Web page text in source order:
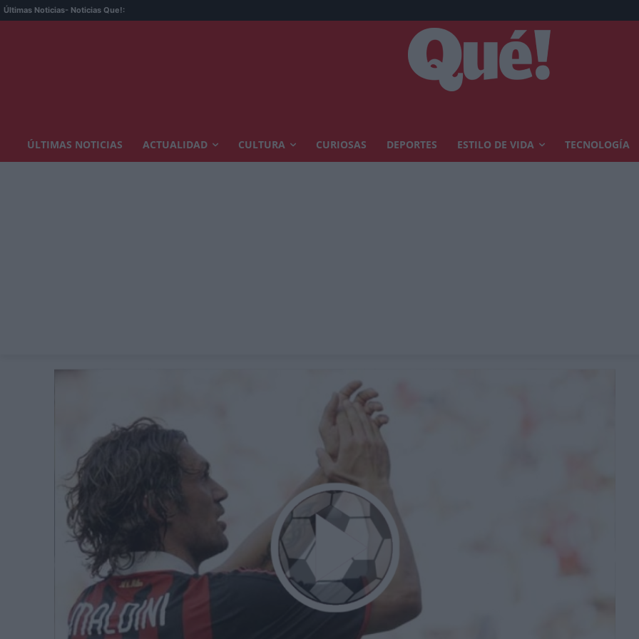
Últimas Noticias- Noticias Que!:
ÚLTIMAS NOTICIAS ACTUALIDAD CULTURA CURIOSAS DEPORTES ESTILO DE VIDA TECNOLOGÍA